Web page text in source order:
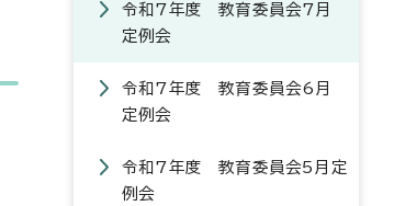
令和7年度 教育委員会7月
定例会
令和7年度 教育委員会6月
定例会
令和7年度 教育委員会5月定
例会